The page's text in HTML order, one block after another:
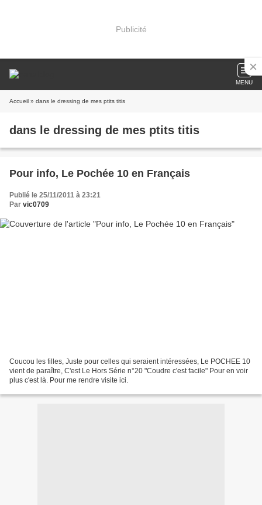
Publicité
MENU
Accueil » dans le dressing de mes ptits titis
dans le dressing de mes ptits titis
Pour info, Le Pochée 10 en Français
Publié le 25/11/2011 à 23:21
Par vic0709
Coucou les filles, Juste pour celles qui seraient intéressées, Le POCHEE 10
vient de paraître, C'est Le Hors Série n°20 "Coudre c'est facile" Pour en voir
plus c'est là. Pour me rendre visite ici.